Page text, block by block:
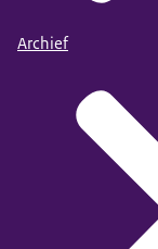
Archief